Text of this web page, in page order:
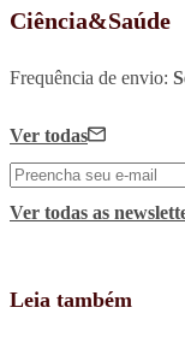
Ciência&Saúde
Frequência de envio:
Ver todas
Ver todas as
Leia também